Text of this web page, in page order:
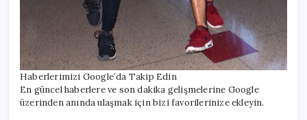
Haberlerimizi Google’da Takip Edin
En güncel haberlere ve son dakika gelişmelerine Google
üzerinden anında ulaşmak için bizi favorilerinize ekleyin.